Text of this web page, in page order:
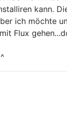
kann.
ich möchte
Flux